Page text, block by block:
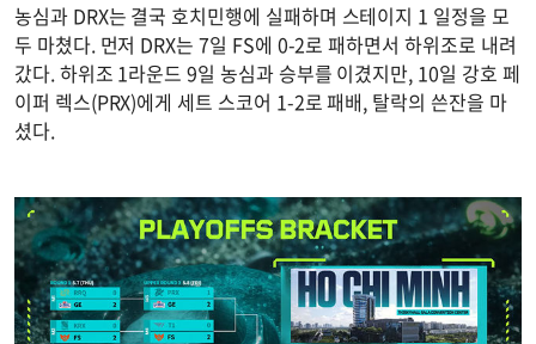
농심과 DRX는 결국 호치민행에 실패하며 스테이지 1 일정을 모
두 마쳤다. 먼저 DRX는 7일 FS에 0-2로 패하면서 하위조로 내려
갔다. 하위조 1라운드 9일 농심과 승부를 이겼지만, 10일 강호 페
이퍼 렉스(PRX)에게 세트 스코어 1-2로 패배, 탈락의 쓴잔을 마
셨다.